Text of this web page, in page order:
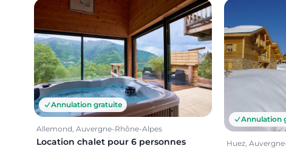
Annulation gratuite
Allemond, Auvergne-Rhône-Alpes
Location chalet pour 6 personnes
Annulation
Huez,